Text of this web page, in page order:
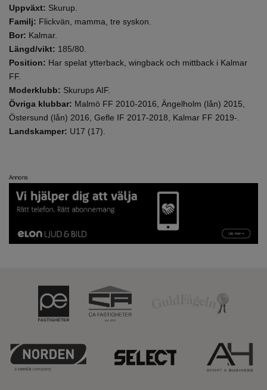
Uppväxt: Skurup.
Familj: Flickvän, mamma, tre syskon.
Bor: Kalmar.
Längd/vikt: 185/80.
Position: Har spelat ytterback, wingback och mittback i Kalmar
FF.
Moderklubb: Skurups AIF.
Övriga klubbar: Malmö FF 2010-2016, Ängelholm (lån) 2015,
Östersund (lån) 2016, Gefle IF 2017-2018, Kalmar FF 2019-.
Landskamper: U17 (17).
Annons